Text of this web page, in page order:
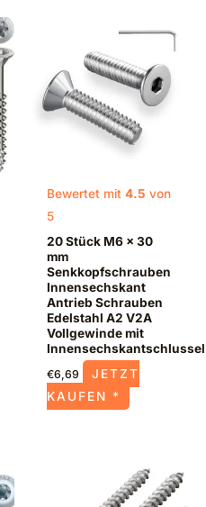
Bewertet mit 4.5 von
5
20 Stück M6 x 30
mm
Senkkopfschrauben
Innensechskant
Antrieb Schrauben
Edelstahl A2 V2A
Vollgewinde mit
Innensechskantschlussel
€6,69
JETZT
KAUFEN *